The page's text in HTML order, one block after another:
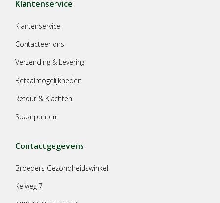
Klantenservice
Klantenservice
Contacteer ons
Verzending & Levering
Betaalmogelijkheden
Retour & Klachten
Spaarpunten
Contactgegevens
Broeders Gezondheidswinkel
Keiweg 7